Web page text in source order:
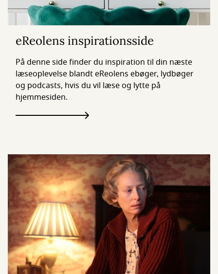
eReolens inspirationsside
På denne side finder du inspiration til din næste
læseoplevelse blandt eReolens ebøger, lydbøger
og podcasts, hvis du vil læse og lytte på
hjemmesiden.